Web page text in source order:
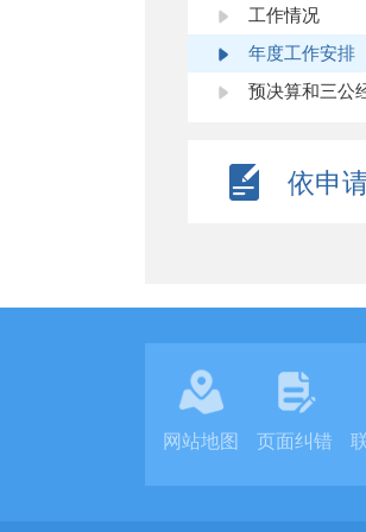
工作情况
年度工作安排
预决算和三公
依申
网站地图 页面纠错